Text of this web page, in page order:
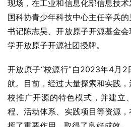
现场，在工业和信息化部信息技
国科协青少年科技中心主任辛兵
书记陈志昊、开放原子开源基金
学开放原子开源社团授牌。
开放原子“校源行”自2023年4月2
航。目前，经过大量探索和实践
校推广开源的特色模式，并建立
程、活动体系、实践项目等资源